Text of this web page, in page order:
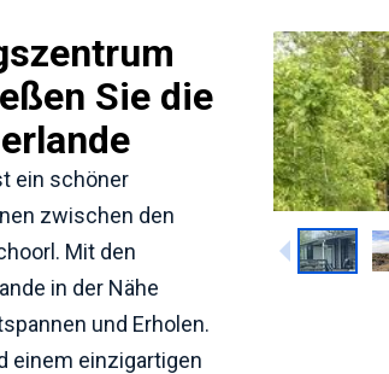
Sie die
ein schöner
zwischen den
Mit den
in der Nähe
und Erholen.
einem einzigartigen